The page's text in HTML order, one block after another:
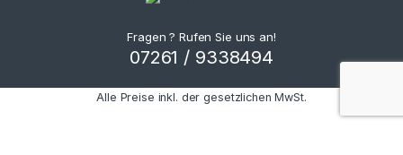
Fragen ? Rufen Sie uns an!
07261 / 9338494
Alle Preise inkl. der gesetzlichen MwSt.